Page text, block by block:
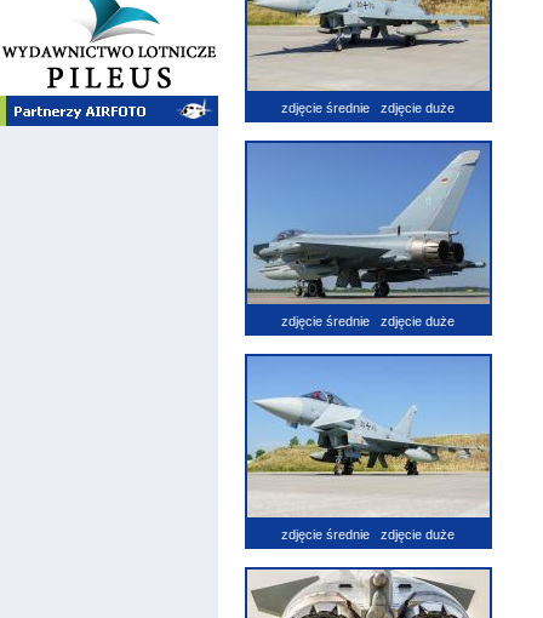
zdjęcie średnie zdjęcie duże
zdjęcie średnie zdjęcie duże
zdjęcie średnie zdjęcie duże